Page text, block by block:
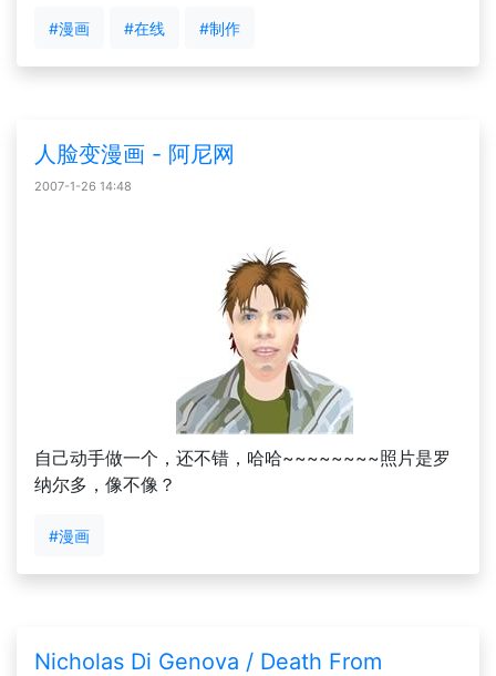
#漫画 #在线 #制作
人脸变漫画 - 阿尼网
2007-1-26 14:48
自己动手做一个，还不错，哈哈~~~~~~~~照片是罗
纳尔多，像不像？
#漫画
Nicholas Di Genova / Death From